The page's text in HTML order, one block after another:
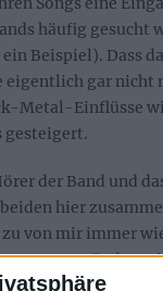
häufig gesucht
Beispiel). Dass
eigentlich gar nicht
Metal-Einflüsse
gesteigert.
der Band und
hier
zu von mir immer
Gründen.
OPHIS für